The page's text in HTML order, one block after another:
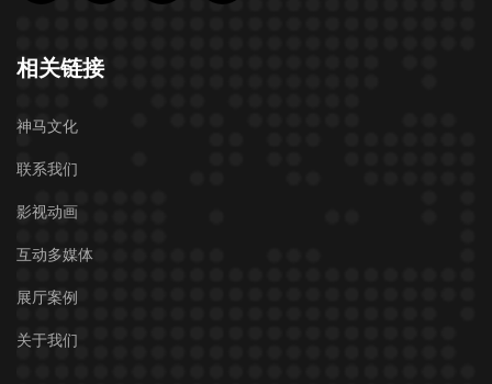
相关链接
神马文化
联系我们
影视动画
互动多媒体
展厅案例
关于我们